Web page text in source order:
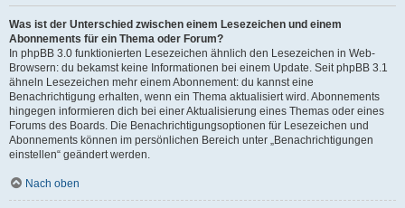
Was ist der Unterschied zwischen einem Lesezeichen und einem
Abonnements für ein Thema oder Forum?
In phpBB 3.0 funktionierten Lesezeichen ähnlich den Lesezeichen in Web-
Browsern: du bekamst keine Informationen bei einem Update. Seit phpBB 3.1
ähneln Lesezeichen mehr einem Abonnement: du kannst eine
Benachrichtigung erhalten, wenn ein Thema aktualisiert wird. Abonnements
hingegen informieren dich bei einer Aktualisierung eines Themas oder eines
Forums des Boards. Die Benachrichtigungsoptionen für Lesezeichen und
Abonnements können im persönlichen Bereich unter „Benachrichtigungen
einstellen“ geändert werden.
Nach oben